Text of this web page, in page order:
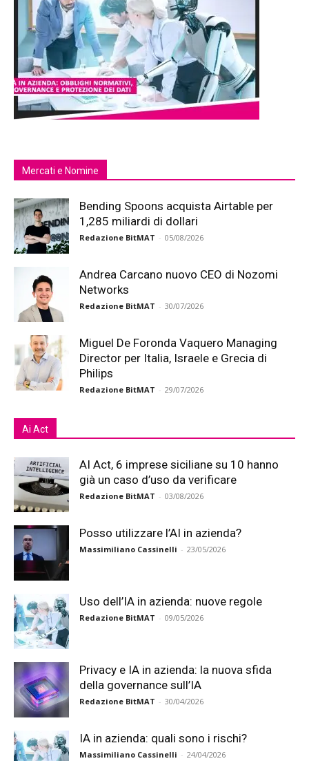
Mercati e Nomine
Bending Spoons acquista Airtable per
1,285 miliardi di dollari
Redazione BitMAT - 05/08/2026
Andrea Carcano nuovo CEO di Nozomi
Networks
Redazione BitMAT - 30/07/2026
Miguel De Foronda Vaquero Managing
Director per Italia, Israele e Grecia di
Philips
Redazione BitMAT - 29/07/2026
Ai Act
AI Act, 6 imprese siciliane su 10 hanno
già un caso d’uso da verificare
Redazione BitMAT - 03/08/2026
Posso utilizzare l’AI in azienda?
Massimiliano Cassinelli - 23/05/2026
Uso dell’IA in azienda: nuove regole
Redazione BitMAT - 09/05/2026
Privacy e IA in azienda: la nuova sfida
della governance sull’IA
Redazione BitMAT - 30/04/2026
IA in azienda: quali sono i rischi?
Massimiliano Cassinelli - 24/04/2026